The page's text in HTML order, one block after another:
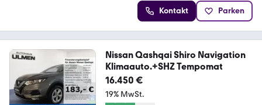
Kontakt Parken
Nissan Qashqai Shiro Navigation
Klimaauto.+SHZ Tempomat
16.450 €
19% MwSt.